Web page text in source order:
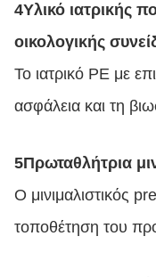
4Υλικό ιατρικής
οικολογικής
Το ιατρικό PE με
ασφάλεια και τη
5Πρωταθλήτρια
Ο μινιμαλιστικός
τοποθέτηση του